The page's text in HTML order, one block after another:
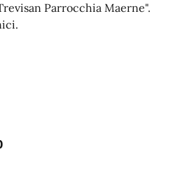
Parrocchia Maerne".